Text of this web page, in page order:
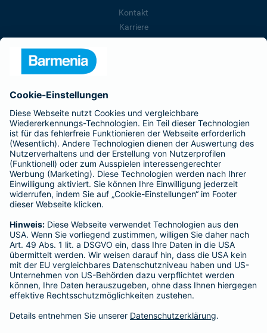
Kontakt
Karriere
Barmenia ist Teil der BarmeniaGothaer
BELIEBTE SEITEN
Kranken-Zusatzversicherung
Tierversicherungen
Haftpflichtversicherung
Hausratversicherung
Adresse ändern
Schaden melden
Kilometerstandsmeldung
Serviceübersicht